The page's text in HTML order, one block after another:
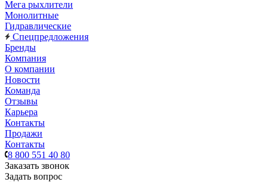
Мега рыхлители
Монолитные
Гидравлические
Спецпредложения
Бренды
Компания
О компании
Новости
Команда
Отзывы
Карьера
Контакты
Продажи
Контакты
8 800 551 40 80
Заказать звонок
Задать вопрос